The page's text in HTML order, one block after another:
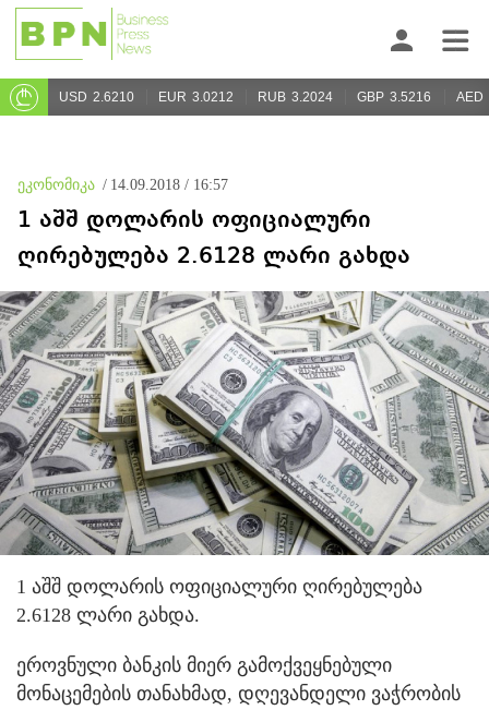
USD 2.6210 EUR 3.0212 RUB 3.2024 GBP 3.5216 AED
ეკონომიკა / 14.09.2018 / 16:57
1 აშშ დოლარის ოფიციალური
ღირებულება 2.6128 ლარი გახდა
1 აშშ დოლარის ოფიციალური ღირებულება
2.6128 ლარი გახდა.
ეროვნული ბანკის მიერ გამოქვეყნებული
მონაცემების თანახმად, დღევანდელი ვაჭრობის